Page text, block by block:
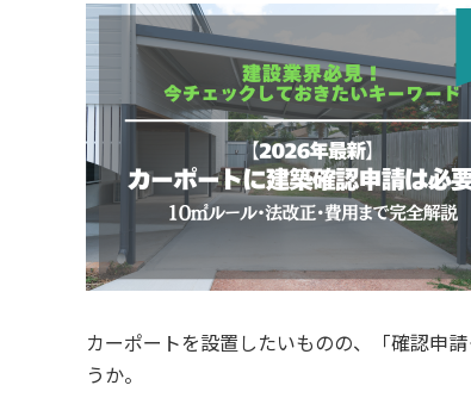
カーポートを設置したいものの、「確認申
うか。